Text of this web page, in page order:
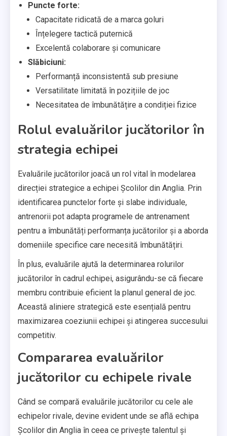
Puncte forte:
Capacitate ridicată de a marca goluri
Înțelegere tactică puternică
Excelentă colaborare și comunicare
Slăbiciuni:
Performanță inconsistentă sub presiune
Versatilitate limitată în pozițiile de joc
Necesitatea de îmbunătățire a condiției fizice
Rolul evaluărilor jucătorilor în
strategia echipei
Evaluările jucătorilor joacă un rol vital în modelarea
direcției strategice a echipei Școlilor din Anglia. Prin
identificarea punctelor forte și slabe individuale,
antrenorii pot adapta programele de antrenament
pentru a îmbunătăți performanța jucătorilor și a aborda
domeniile specifice care necesită îmbunătățiri.
În plus, evaluările ajută la determinarea rolurilor
jucătorilor în cadrul echipei, asigurându-se că fiecare
membru contribuie eficient la planul general de joc.
Această aliniere strategică este esențială pentru
maximizarea coeziunii echipei și atingerea succesului
competitiv.
Compararea evaluărilor
jucătorilor cu echipele rivale
Când se compară evaluările jucătorilor cu cele ale
echipelor rivale, devine evident unde se află echipa
Școlilor din Anglia în ceea ce privește talentul și